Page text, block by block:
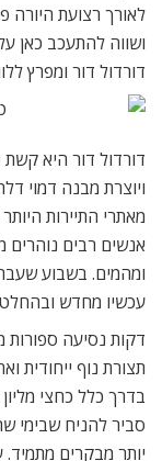
לאורך רצועת היורה
ושווה להתעכב כאן
דורדול דור ומפרץ
דורדול דור היא
ויוצרת מבנה דמוי
מאתרי התיירות
אנשים רבים נוהרים
ומהמים. בשבוע
עכשיו מחדש ובהחלט
דקות נסיעה ספורות
תצורת נוף
בדרך כלל כחצי
סביר להניח שבימי
יותר מבקרים